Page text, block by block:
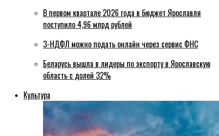
В первом квартале 2026 года в бюджет Ярославля
поступило 4,96 млрд рублей
3-НДФЛ можно подать онлайн через сервис ФНС
Беларусь вышла в лидеры по экспорту в Ярославскую
область с долей 32%
Культура